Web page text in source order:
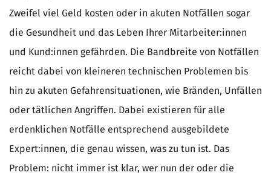
Zweifel viel Geld kosten oder in akuten Notfällen sogar
die Gesundheit und das Leben Ihrer Mitarbeiter:innen
und Kund:innen gefährden. Die Bandbreite von Notfällen
reicht dabei von kleineren technischen Problemen bis
hin zu akuten Gefahrensituationen, wie Bränden, Unfällen
oder tätlichen Angriffen. Dabei existieren für alle
erdenklichen Notfälle entsprechend ausgebildete
Expert:innen, die genau wissen, was zu tun ist. Das
Problem: nicht immer ist klar, wer nun der oder die